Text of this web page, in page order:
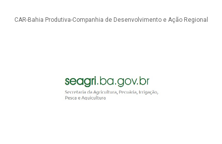
CAR-Bahia Produtiva-Companhia de Desenvolvimento e Ação Regional